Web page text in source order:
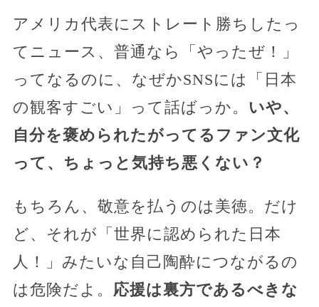
アメリカ代表にストレート勝ちしたっ
てニュース、普通なら「やったぜ！」
ってなるのに、なぜかSNSには「日本
の観客すごい」って話ばっか。 いや、
自分を褒められたがってるファン文化
って、ちょっと気持ち悪くない？
もちろん、敬意を払うのは美徳。だけ
ど、それが「世界に認められた日本
人！」みたいな自己陶酔につながるの
は危険だよ。 応援は裏方であるべきな